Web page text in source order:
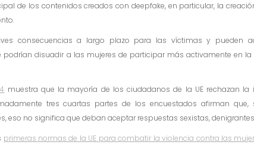
de los contenidos creados con deepfake, en particular, la
consecuencias a largo plazo para las víctimas y pueden
podrían disuadir a las mujeres de participar más activamente en
muestra que la mayoría de los ciudadanos de la UE rechazan la
tres cuartas partes de los encuestados afirman que,
eso no significa que deban aceptar respuestas sexistas,
primeras normas de la UE para combatir la violencia contra las